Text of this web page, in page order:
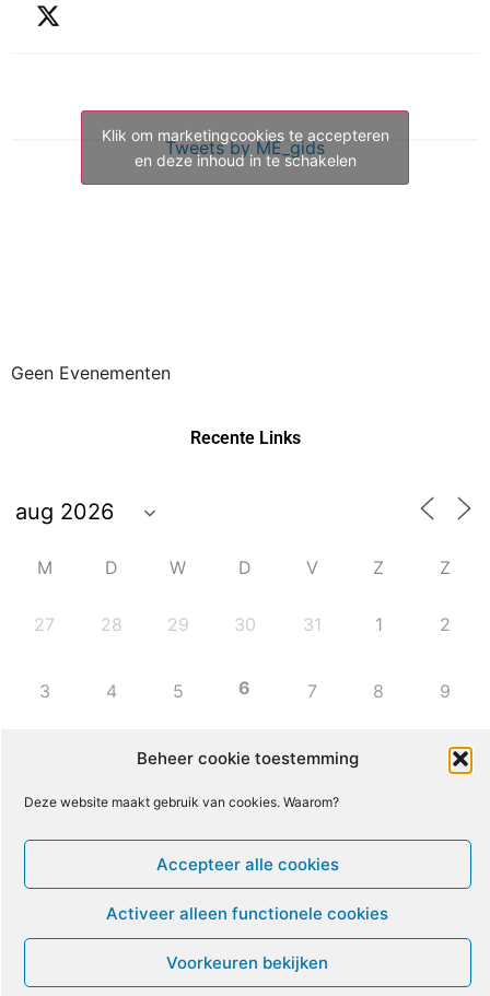
Beheer cookie toestemming
Deze website maakt gebruik van cookies. Waarom?
Accepteer alle cookies
Activeer alleen functionele cookies
Voorkeuren bekijken
Tweets by ME_gids
Klik om marketingcookies te accepteren
en deze inhoud in te schakelen
Geen Evenementen
Recente Links
M D W D V Z Z
27 28 29 30 31 1 2
3 4 5 6 7 8 9
12 13 14 16
24 25 26 27 28 29 30
2 3 4